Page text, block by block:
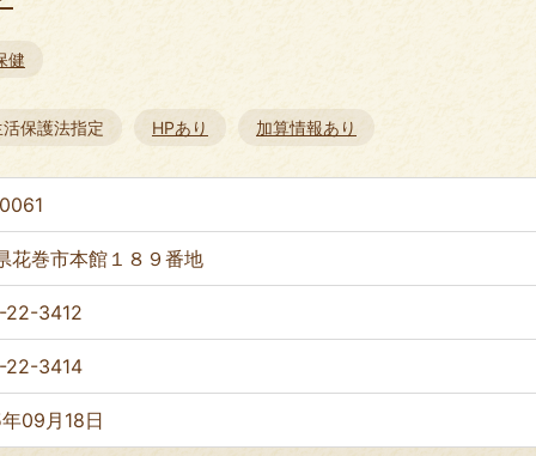
健
活保護法指定 HPあり 加算情報あり
花巻市本館１８９番地
22-3412
22-3414
09月18日